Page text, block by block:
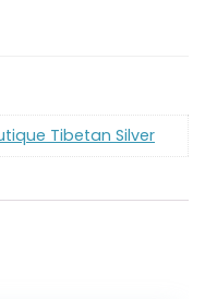
Tibetan Silver